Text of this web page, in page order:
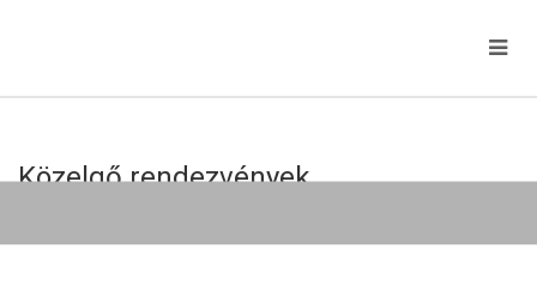
Közelgő rendezvények